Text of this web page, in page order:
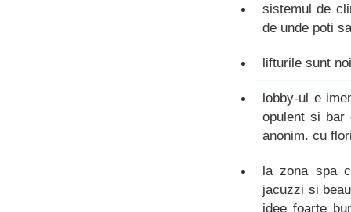
sistemul de
de unde poti
lifturile sunt
lobby-ul e
opulent si
anonim. cu
la zona spa
jacuzzi si
idee foarte